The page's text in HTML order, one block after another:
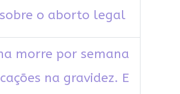
o aborto legal
morre por semana
na gravidez. E